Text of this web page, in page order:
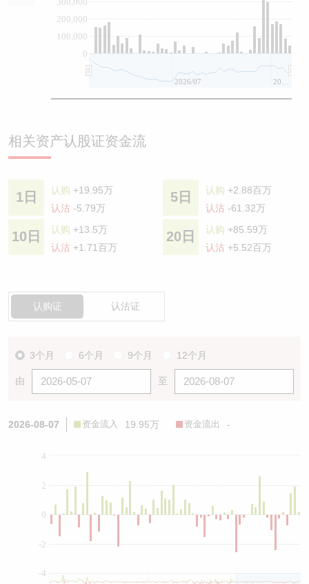
0
100,000
200,000
2026/07
相关资产认股证资金流
1日 认购 +19.95万
认沽 -5.79万
5日 认购 +2.88百万
认沽 -61.32万
10日 认购 +13.5万
认沽 +1.71百万
20日 认购 +85.59万
认沽 +5.52百万
认购证 认沽证
3个月 6个月 9个月 12个月
由 至
2026-08-07 资金流入 19.95万 资金流出 -
0
-4
-2
2
4